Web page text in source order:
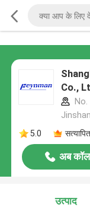
Co.,
5.0
अब
उत्पाद